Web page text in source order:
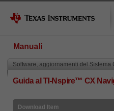
Manuali
Software, aggiornamenti del Sistema
Guida al TI-Nspire™ CX
Download Item